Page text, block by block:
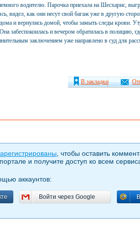
водителю. Парочка приехала на Шесхарис,
видел, как они несут свой багаж уже в другую
и вернулись домой, чтобы замыть следы крови.
забеспокоилась и вечером обратилась в полицию,
заключением уже направлено в суд для
В закладки
, чтобы оставить
и получите доступ ко всем
аккаунтов:
Войти через Google
Войти через Google